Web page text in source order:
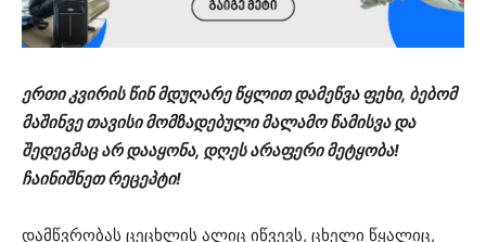
ერთი კვირის წინ მდუღარე წყლით დამეწვა ფეხი, ბებომ
მაშინვე თავისი მომზადებული მალამო წამისვა და
შედეგმაც არ დააყონა, დღეს არაფერი მეტყობა!
ჩაინიშნეთ რეცეპტი!
დამწვრობას ცეცხლის ალიც იწვევს, ცხელი წყალიც,